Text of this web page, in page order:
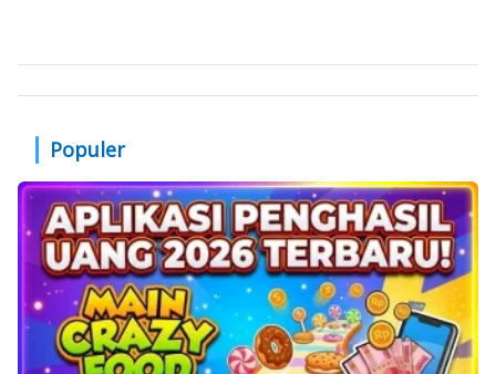
Populer